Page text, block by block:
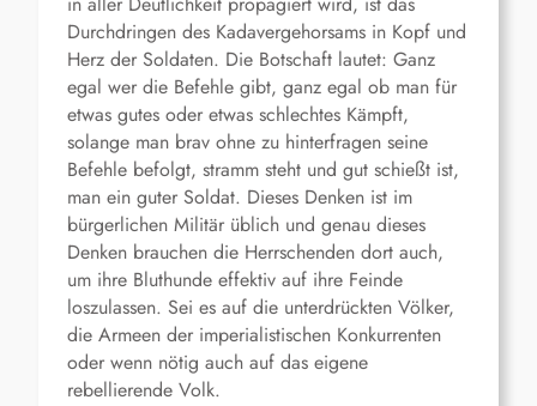
Durchdringen des Kadavergehorsams in Kopf und
Herz der Soldaten. Die Botschaft lautet: Ganz
egal wer die Befehle gibt, ganz egal ob man für
etwas gutes oder etwas schlechtes Kämpft,
solange man brav ohne zu hinterfragen seine
Befehle befolgt, stramm steht und gut schießt ist,
man ein guter Soldat. Dieses Denken ist im
bürgerlichen Militär üblich und genau dieses
Denken brauchen die Herrschenden dort auch,
um ihre Bluthunde effektiv auf ihre Feinde
loszulassen. Sei es auf die unterdrückten Völker,
die Armeen der imperialistischen Konkurrenten
oder wenn nötig auch auf das eigene
rebellierende Volk.